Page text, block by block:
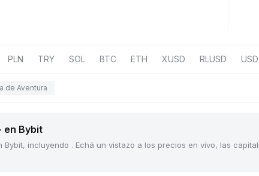
PLN TRY SOL BTC ETH XUSD RLUSD USD
de Aventura
en Bybit
incluyendo . Echá un vistazo a los precios en vivo, las